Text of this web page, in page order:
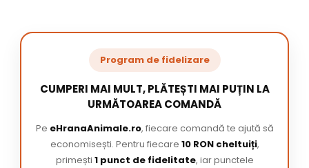
Program de fidelizare
CUMPERI MAI MULT, PLĂTEȘTI MAI PUȚIN LA
URMĂTOAREA COMANDĂ
Pe eHranaAnimale.ro, fiecare comandă te ajută să
economisești. Pentru fiecare 10 RON cheltuiți,
primești 1 punct de fidelitate, iar punctele